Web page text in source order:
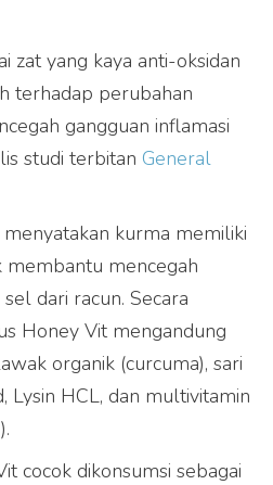
zat yang kaya anti-oksidan
terhadap perubahan
gangguan inflamasi
studi terbitan General
kurma memiliki
mencegah
dari racun. Secara
Honey Vit mengandung
organik (curcuma), sari
Lysin HCL, dan multivitamin
cocok dikonsumsi sebagai